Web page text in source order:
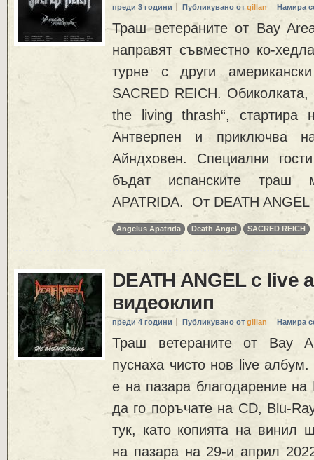
преди 3 години Публикувано от gillan Намира
Траш ветераните от Bay
направят съвместно ко-
турне с други
SACRED REICH. Обиколката,
the living thrash“, стартира
Антверпен и приключва
Айндховен. Специални
бъдат испанските траш
APATRIDA. От DEATH
Angelus Apatrida Death Angel SACRED REICH
DEATH ANGEL с live
видеоклип
преди 4 години Публикувано от gillan Намира
Траш ветераните от Bay
пуснаха чисто нов live албум.
е на пазара благодарение
да го поръчате на CD, Blu-
тук, като копията на винил
на пазара на 29-и април